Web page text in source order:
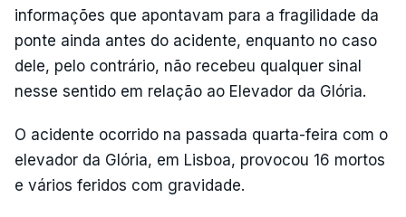
informações que apontavam para a fragilidade da
ponte ainda antes do acidente, enquanto no caso
dele, pelo contrário, não recebeu qualquer sinal
nesse sentido em relação ao Elevador da Glória.
O acidente ocorrido na passada quarta-feira com o
elevador da Glória, em Lisboa, provocou 16 mortos
e vários feridos com gravidade.